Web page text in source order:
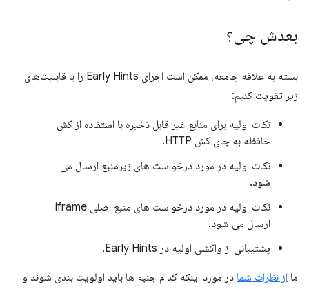
بعدش چی؟
بسته به علاقه جامعه، ممکن است اجرای Early Hints را با قابلیت‌های
زیر تقویت کنیم:
نکات اولیه برای منابع غیر قابل ذخیره با استفاده از کش
حافظه به جای کش HTTP.
نکات اولیه در مورد درخواست های زیرمنبع ارسال می
شود.
نکات اولیه در مورد درخواست های منبع اصلی iframe
ارسال می شود.
پشتیبانی از واکشی اولیه در Early Hints.
ما از نظرات شما در مورد اینکه کدام جنبه ها باید اولویت بندی شوند و